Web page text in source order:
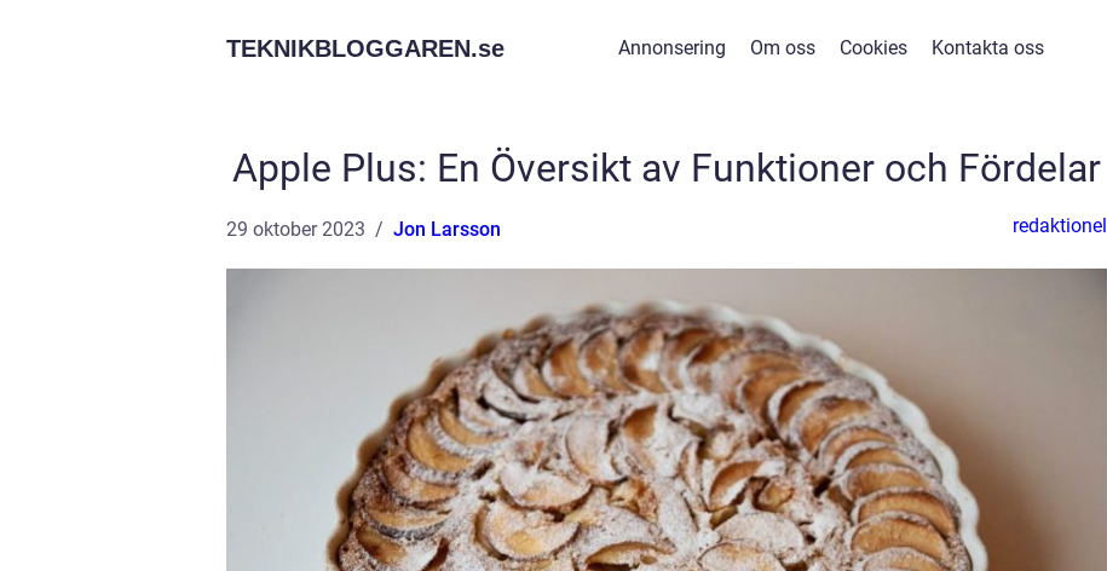
TEKNIKBLOGGAREN.se Annonsering Om oss Cookies Kontakta oss
Apple Plus: En Översikt av Funktioner och Fördelar
29 oktober 2023 Jon Larsson redaktionel